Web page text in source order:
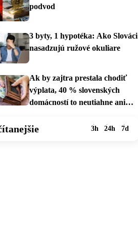
podvod
3 byty, 1 hypotéka: Ako Slováci
nasadzujú ružové okuliare
Ak by zajtra prestala chodiť
výplata, 40 % slovenských
domácností to neutiahne ani
3h 24h 7d